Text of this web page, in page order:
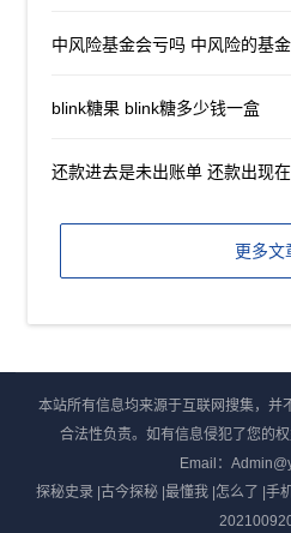
中风险基金会亏吗 中风险的基
blink糖果 blink糖多少钱一盒
还款进去是未出账单 还款出现
更多文
本站所有信息均来源于互联网搜集，并
合法性负责。如有信息侵犯了您的
Email：
探秘史录|古今探秘|最懂我|怎么了 |手